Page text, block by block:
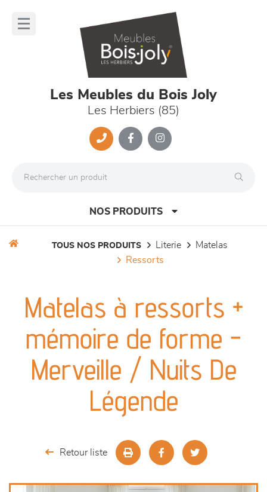
Les Meubles du Bois Joly
Les Herbiers (85)
NOS PRODUITS
séjours
meubles de complément
chambres et dressing
TOUS NOS PRODUITS literie
matelas
ressorts
Matelas à ressorts +
mémoire de forme -
Merveille / Nuits De
Légende
Retour liste